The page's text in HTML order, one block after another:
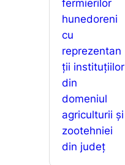
k
ă
fermierilor
hunedoreni
cu
reprezentan
ții instituțiilor
din
domeniul
agriculturii și
zootehniei
din județ